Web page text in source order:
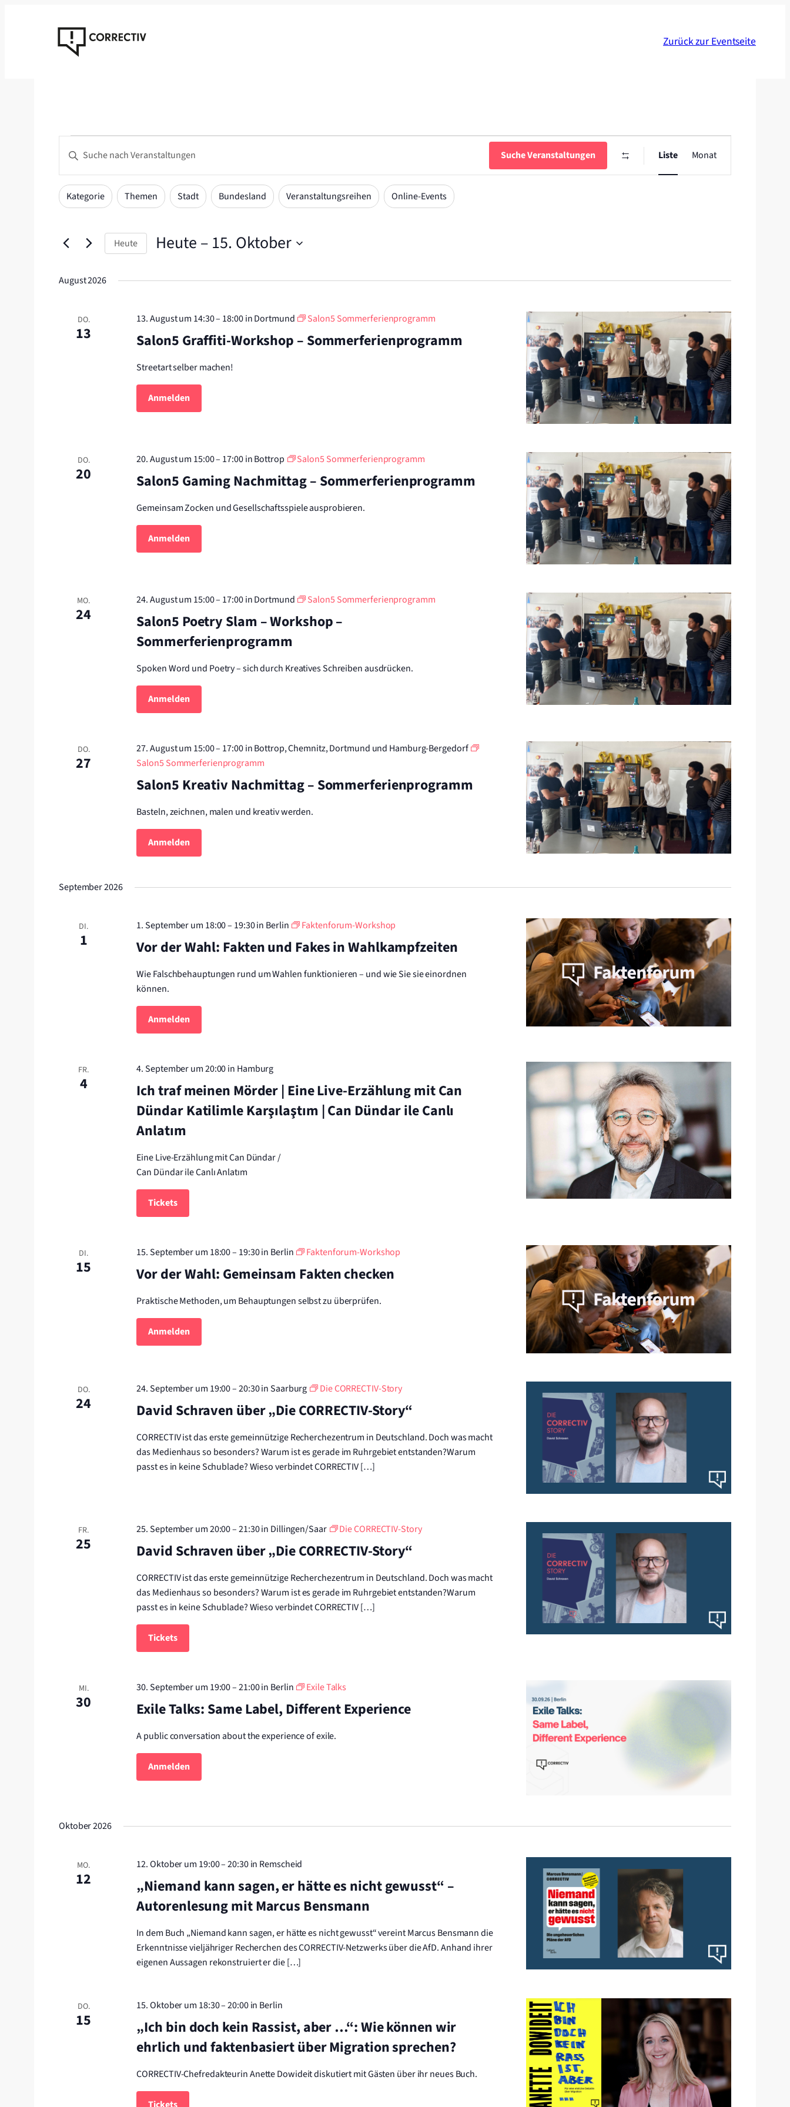
Zurück zur Eventseite
Veranstaltungen
Veranstaltungen
Suche
und
Ansichten,
Navigation
Bitte
eingeben.
Suche
nach
Schlüsselwort.
Suche Veranstaltungen Ansichten-
Liste Monat
Filter
Das
Ändern
Formular-
Eingabefelder
die
Veranstaltungen
Kategorie Themen Stadt Bundesland Veranstaltungsreihen Online-Events
Heute Heute – 15. Oktober
wählen.
August 2026
DO.
13
13. August um 14:30– 18:00in Dortmund Salon5 Sommerferienprogramm
Salon5 Graffiti-Workshop – Sommerferienprogramm
Streetart selber machen!
Anmelden
DO.
20
20. August um 15:00– 17:00in Bottrop Salon5 Sommerferienprogramm
Salon5 Gaming Nachmittag – Sommerferienprogramm
Gemeinsam Zocken und Gesellschaftsspiele ausprobieren.
Anmelden
MO.
24
24. August um 15:00– 17:00in Dortmund Salon5 Sommerferienprogramm
Salon5 Poetry Slam – Workshop –
Sommerferienprogramm
Spoken Word und Poetry – sich durch Kreatives Schreiben ausdrücken.
Anmelden
DO.
27
27. August um 15:00– 17:00in Bottrop, Chemnitz, Dortmund und Hamburg-Bergedorf
Salon5 Sommerferienprogramm
Salon5 Kreativ Nachmittag – Sommerferienprogramm
Basteln, zeichnen, malen und kreativ werden.
Anmelden
September 2026
DI.
1
1. September um 18:00– 19:30in Berlin Faktenforum-Workshop
Vor der Wahl: Fakten und Fakes in Wahlkampfzeiten
Wie Falschbehauptungen rund um Wahlen funktionieren – und wie Sie sie einordnen
können.
Anmelden
FR.
4
4. September um 20:00in Hamburg
Ich traf meinen Mörder | Eine Live-Erzählung mit Can
Dündar Katilimle Karşılaştım | Can Dündar ile Canlı
Anlatım
Eine Live-Erzählung mit Can Dündar /
Can Dündar ile Canlı Anlatım
Tickets
DI.
15
15. September um 18:00– 19:30in Berlin Faktenforum-Workshop
Vor der Wahl: Gemeinsam Fakten checken
Praktische Methoden, um Behauptungen selbst zu überprüfen.
Anmelden
DO.
24
24. September um 19:00–20:30in Saarburg Die CORRECTIV-Story
David Schraven über „Die CORRECTIV-Story“
CORRECTIV ist das erste gemeinnützige Recherchezentrum in Deutschland. Doch was macht
das Medienhaus so besonders? Warum ist es gerade im Ruhrgebiet entstanden?Warum
passt es in keine Schublade? Wieso verbindet CORRECTIV […]
FR.
25
25. September um 20:00–21:30in Dillingen/Saar Die CORRECTIV-Story
David Schraven über „Die CORRECTIV-Story“
CORRECTIV ist das erste gemeinnützige Recherchezentrum in Deutschland. Doch was macht
das Medienhaus so besonders? Warum ist es gerade im Ruhrgebiet entstanden?Warum
passt es in keine Schublade? Wieso verbindet CORRECTIV […]
Tickets
MI.
30
30. September um 19:00–21:00in Berlin Exile Talks
Exile Talks: Same Label, Different Experience
A public conversation about the experience of exile.
Anmelden
Oktober 2026
MO.
12
12. Oktober um 19:00–20:30in Remscheid
„Niemand kann sagen, er hätte es nicht gewusst“ –
Autorenlesung mit Marcus Bensmann
In dem Buch „Niemand kann sagen, er hätte es nicht gewusst“ vereint Marcus Bensmann die
Erkenntnisse vieljähriger Recherchen des CORRECTIV-Netzwerks über die AfD. Anhand ihrer
eigenen Aussagen rekonstruiert er die […]
DO.
15
15. Oktober um 18:30–20:00in Berlin
„Ich bin doch kein Rassist, aber …“: Wie können wir
ehrlich und faktenbasiert über Migration sprechen?
CORRECTIV-Chefredakteurin Anette Dowideit diskutiert mit Gästen über ihr neues Buch.